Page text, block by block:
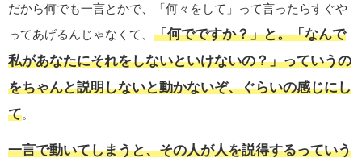
だから何でも一言とかで、「何々をして」って言ったらすぐや
ってあげるんじゃなくて、 「何でですか？」と。「なんで
私があなたにそれをしないといけないの？」っていうの
をちゃんと説明しないと動かないぞ、ぐらいの感じにし
て。
一言で動いてしまうと、その人が人を説得するっていう